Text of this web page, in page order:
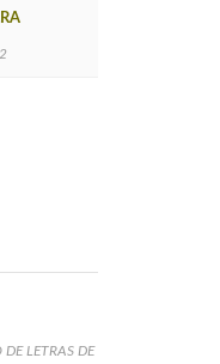
LETRAS DE